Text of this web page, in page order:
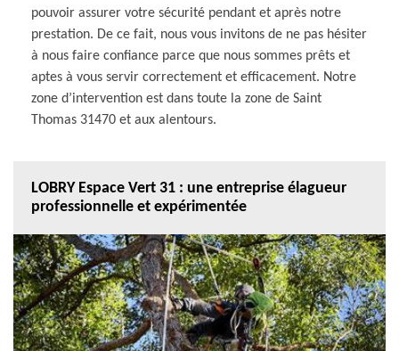
pouvoir assurer votre sécurité pendant et après notre
prestation. De ce fait, nous vous invitons de ne pas hésiter
à nous faire confiance parce que nous sommes prêts et
aptes à vous servir correctement et efficacement. Notre
zone d’intervention est dans toute la zone de Saint
Thomas 31470 et aux alentours.
LOBRY Espace Vert 31 : une entreprise élagueur
professionnelle et expérimentée